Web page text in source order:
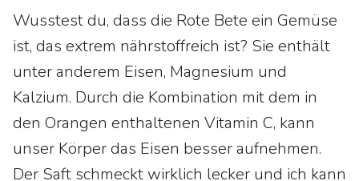
Wusstest du, dass die Rote Bete ein Gemüse
ist, das extrem nährstoffreich ist? Sie enthält
unter anderem Eisen, Magnesium und
Kalzium. Durch die Kombination mit dem in
den Orangen enthaltenen Vitamin C, kann
unser Körper das Eisen besser aufnehmen.
Der Saft schmeckt wirklich lecker und ich kann